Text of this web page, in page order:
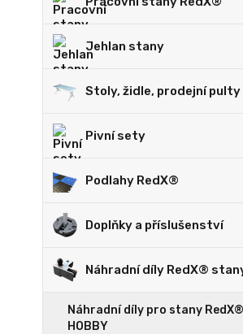
Jehlan stany
Stoly, židle, prodejní pulty
Pivní sety
Podlahy RedX®
Doplňky a příslušenství
Náhradní díly RedX®
Náhradní díly pro stany RedX®
HOBBY